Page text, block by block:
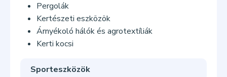
Pergolák
Kertészeti eszközök
Árnyékoló hálók és agrotextíliák
Kerti kocsi
Sporteszközök